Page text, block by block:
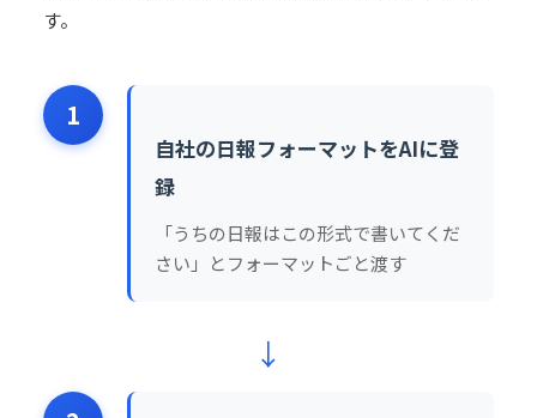
す。
1
自社の日報フォーマットをAIに登
録
「うちの日報はこの形式で書いてくだ
さい」とフォーマットごと渡す
↓